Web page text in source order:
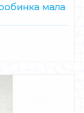
мала